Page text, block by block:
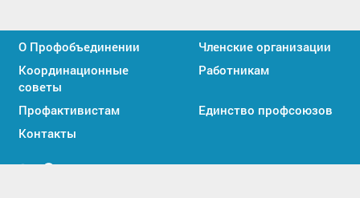
О Профобъединении
Членские организации
Координационные
советы
Работникам
Профактивистам
Единство профсоюзов
Контакты